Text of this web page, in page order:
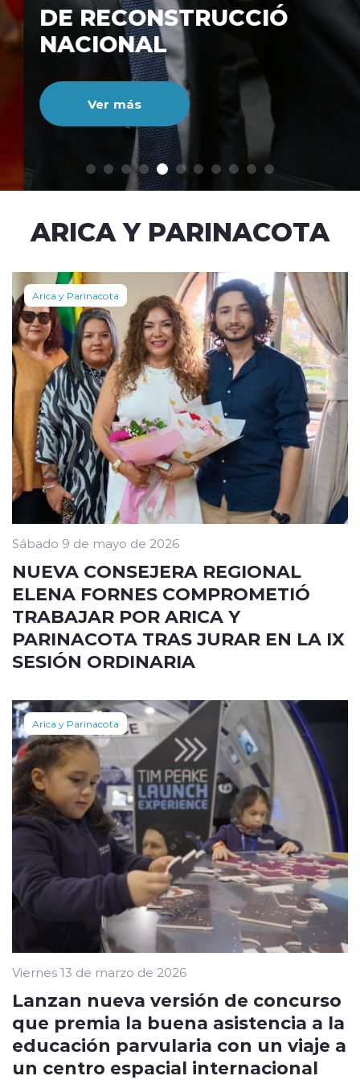
modo claro
DE RECONSTRUCCIÓ
NACIONAL
Ver más
ARICA Y PARINACOTA
Arica y Parinacota
Sábado 9 de mayo de 2026
NUEVA CONSEJERA REGIONAL
ELENA FORNES COMPROMETIÓ
TRABAJAR POR ARICA Y
PARINACOTA TRAS JURAR EN LA IX
SESIÓN ORDINARIA
Arica y Parinacota
Viernes 13 de marzo de 2026
Lanzan nueva versión de concurso
que premia la buena asistencia a la
educación parvularia con un viaje a
un centro espacial internacional